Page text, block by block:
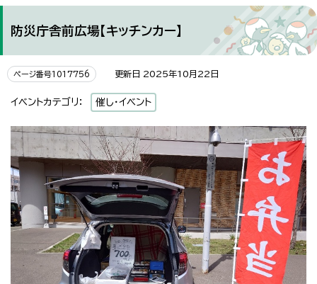
防災庁舎前広場【キッチンカー】
ページ番号1017756 更新日 2025年10月22日
イベントカテゴリ： 催し・イベント